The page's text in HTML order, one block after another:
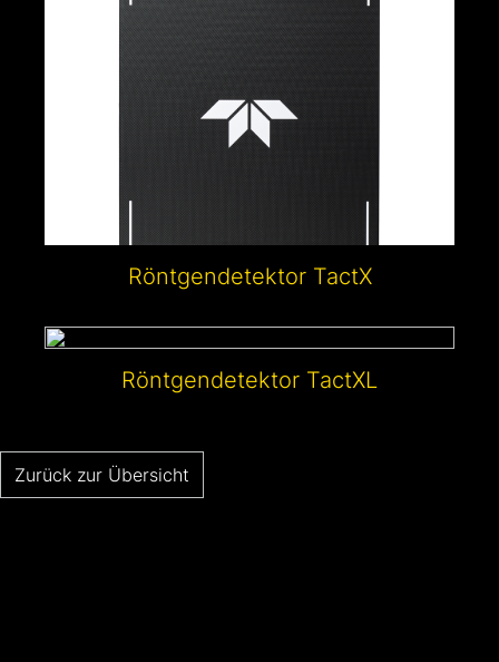
Röntgendetektor TactX
Röntgendetektor TactXL
Zurück zur Übersicht